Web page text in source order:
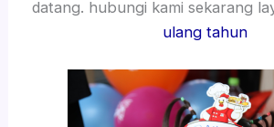
datang. hubungi kami sekarang
ulang tahun